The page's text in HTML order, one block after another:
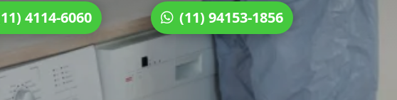
4114-6060 (11) 94153-1856